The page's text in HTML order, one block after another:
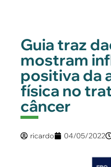
Guia traz
mostram
positiva da
física no
câncer
ricardo 04/05/2022